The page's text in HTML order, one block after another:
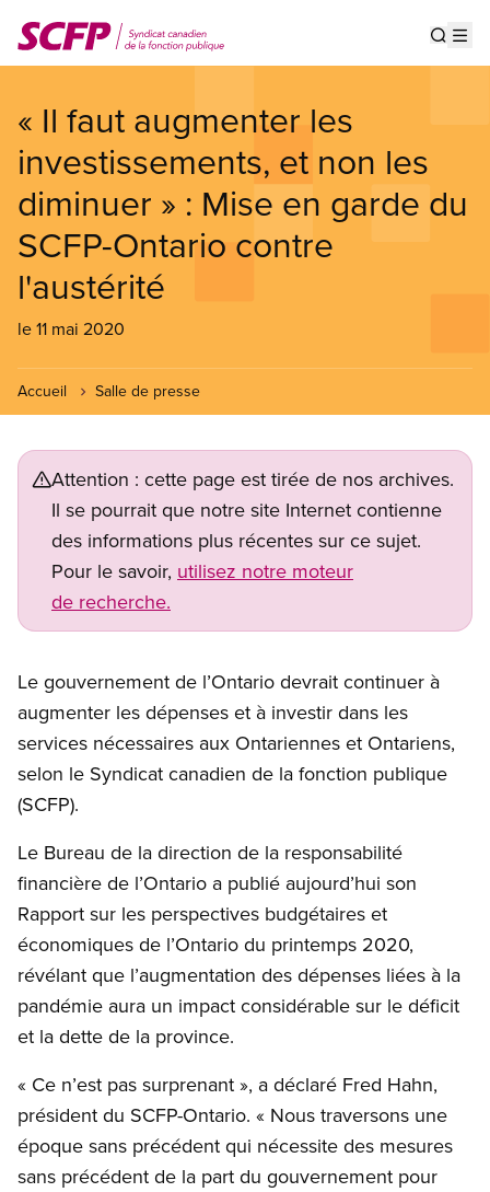
au
contenu
« Il faut augmenter les
investissements, et non les
diminuer » : Mise en garde du
SCFP-Ontario contre
l'austérité
le 11 mai 2020
Accueil Salle de presse
Attention : cette page est tirée de nos archives.
Il se pourrait que notre site Internet contienne
des informations plus récentes sur ce sujet.
Pour le savoir, utilisez notre moteur
de recherche.
Le gouvernement de l’Ontario devrait continuer à
augmenter les dépenses et à investir dans les
services nécessaires aux Ontariennes et Ontariens,
selon le Syndicat canadien de la fonction publique
(SCFP).
Le Bureau de la direction de la responsabilité
financière de l’Ontario a publié aujourd’hui son
Rapport sur les perspectives budgétaires et
économiques de l’Ontario du printemps 2020,
révélant que l’augmentation des dépenses liées à la
pandémie aura un impact considérable sur le déficit
et la dette de la province.
« Ce n’est pas surprenant », a déclaré Fred Hahn,
président du SCFP-Ontario. « Nous traversons une
époque sans précédent qui nécessite des mesures
sans précédent de la part du gouvernement pour